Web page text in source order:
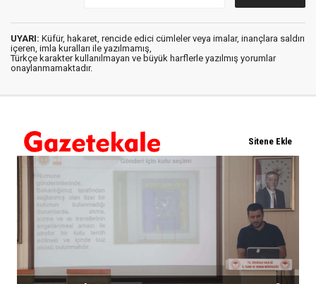
UYARI: Küfür, hakaret, rencide edici cümleler veya imalar, inançlara saldırı
içeren, imla kuralları ile yazılmamış,
Türkçe karakter kullanılmayan ve büyük harflerle yazılmış yorumlar
onaylanmamaktadır.